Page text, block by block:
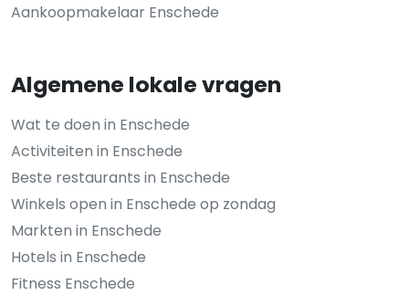
Aankoopmakelaar Enschede
Algemene lokale vragen
Wat te doen in Enschede
Activiteiten in Enschede
Beste restaurants in Enschede
Winkels open in Enschede op zondag
Markten in Enschede
Hotels in Enschede
Fitness Enschede